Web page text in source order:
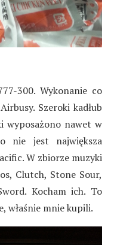
300. Wykonanie co
Szeroki kadłub
wyposażono nawet w
nie jest największa
W zbiorze muzyki
Clutch, Stone Sour,
Kocham ich. To
właśnie mnie kupili.